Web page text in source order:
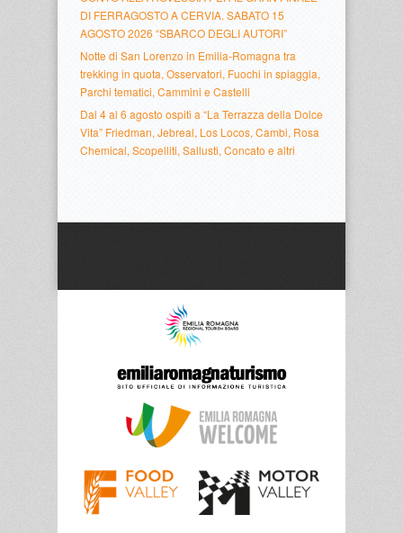
DI FERRAGOSTO A CERVIA. SABATO 15
AGOSTO 2026 “SBARCO DEGLI AUTORI”
Notte di San Lorenzo in Emilia-Romagna tra
trekking in quota, Osservatori, Fuochi in spiaggia,
Parchi tematici, Cammini e Castelli
Dal 4 al 6 agosto ospiti a “La Terrazza della Dolce
Vita” Friedman, Jebreal, Los Locos, Cambi, Rosa
Chemical, Scopelliti, Sallusti, Concato e altri